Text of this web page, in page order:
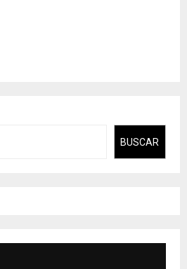
BUSCAR